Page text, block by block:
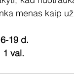
menas kaip
19 d.
1 val.